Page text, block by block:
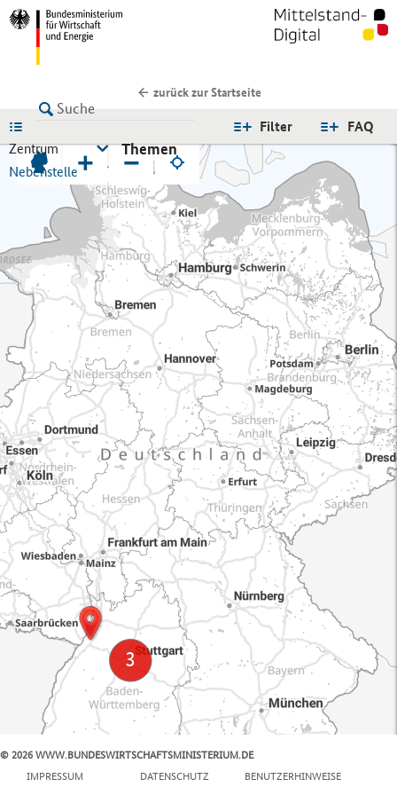
zurück zur Startseite
FAQ
Filter
Zentrum
Nebenstelle
Themen
+ −
© 2026 WWW.BUNDESWIRTSCHAFTSMINISTERIUM.DE
IMPRESSUM
DATENSCHUTZ BENUTZERHINWEISE